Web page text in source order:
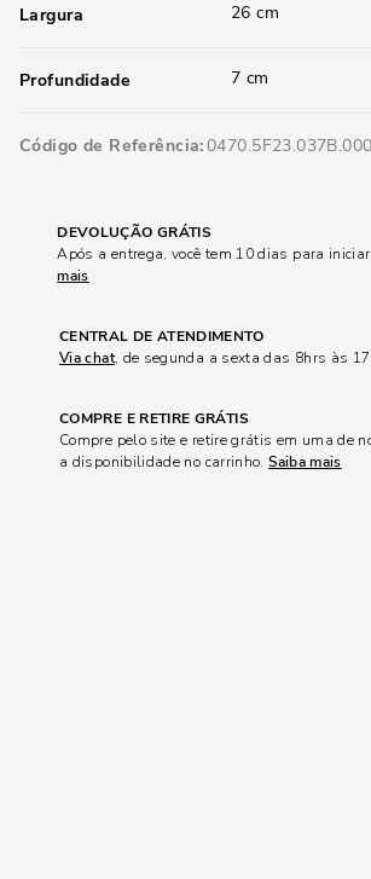
Largura 26 cm
Profundidade 7 cm
Código de Referência
DEVOLUÇÃO GRÁTIS
Após a entrega, você tem 10 dias para
mais
CENTRAL DE ATENDIMENTO
Via chat, de segunda a sexta das 8hrs às
COMPRE E RETIRE GRÁTIS
Compre pelo site e retire grátis em uma de
a disponibilidade no carrinho.Saiba mais